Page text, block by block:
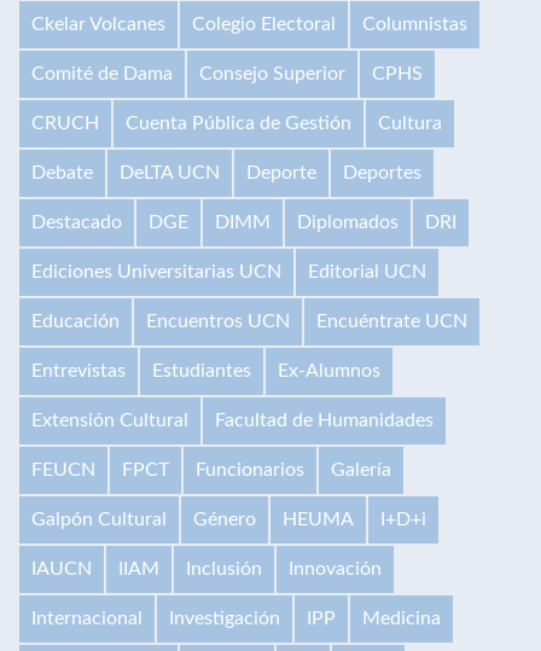
Ckelar Volcanes Colegio Electoral Columnistas
Comité de Dama Consejo Superior CPHS
CRUCH Cuenta Pública de Gestión Cultura
Debate DeLTA UCN Deporte Deportes
Destacado DGE DIMM Diplomados DRI
Ediciones Universitarias UCN Editorial UCN
Educación Encuentros UCN Encuéntrate UCN
Entrevistas Estudiantes Ex-Alumnos
Extensión Cultural Facultad de Humanidades
FEUCN FPCT Funcionarios Galería
Galpón Cultural Género HEUMA I+D+i
IAUCN IIAM Inclusión Innovación
Internacional Investigación IPP Medicina